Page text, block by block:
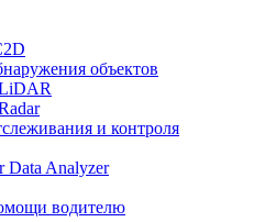
объектов
и контроля
Data Analyzer
водителю